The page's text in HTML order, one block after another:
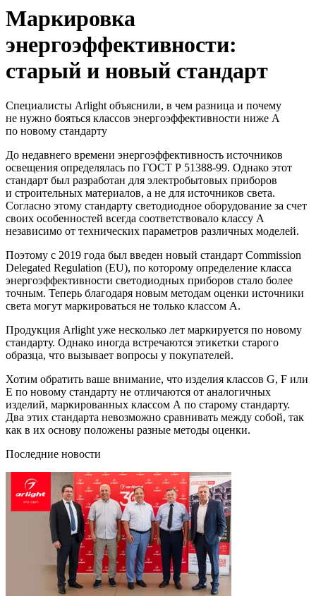
Маркировка
энергоэффективности:
старый и новый стандарт
Специалисты Arlight объяснили, в чем разница и почему
не нужно бояться классов энергоэффективности ниже А
по новому стандарту
До недавнего времени энергоэффективность источников
освещения определялась по ГОСТ Р 51388-99. Однако этот
стандарт был разработан для электробытовых приборов
и строительных материалов, а не для источников света.
Согласно этому стандарту светодиодное оборудование за счет
своих особенностей всегда соответствовало классу А
независимо от технических параметров различных моделей.
Поэтому с 2019 года был введен новый стандарт Commission
Delegated Regulation (EU), по которому определение класса
энергоэффективности светодиодных приборов стало более
точным. Теперь благодаря новым методам оценки источники
света могут маркироваться не только классом A.
Продукция Arlight уже несколько лет маркируется по новому
стандарту. Однако иногда встречаются этикетки старого
образца, что вызывает вопросы у покупателей.
Хотим обратить ваше внимание, что изделия классов G, F или
E по новому стандарту не отличаются от аналогичных
изделий, маркированных классом А по старому стандарту.
Два этих стандарта невозможно сравнивать между собой, так
как в их основу положены разные методы оценки.
Последние новости